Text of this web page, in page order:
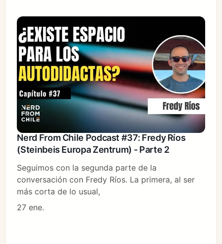
Nerd From Chile Podcast #37: Fredy Ríos
(Steinbeis Europa Zentrum) - Parte 2
Seguimos con la segunda parte de la
conversación con Fredy Ríos. La primera, al ser
más corta de lo usual,
27 ene.